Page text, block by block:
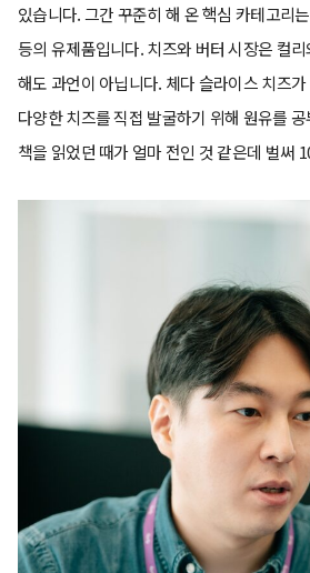
있습니다. 그간 꾸준히 해 온 핵심 카테고리
등의 유제품입니다. 치즈와 버터 시장은 컬
해도 과언이 아닙니다. 체다 슬라이스 치즈
다양한 치즈를 직접 발굴하기 위해 원유를
책을 읽었던 때가 얼마 전인 것 같은데 벌써